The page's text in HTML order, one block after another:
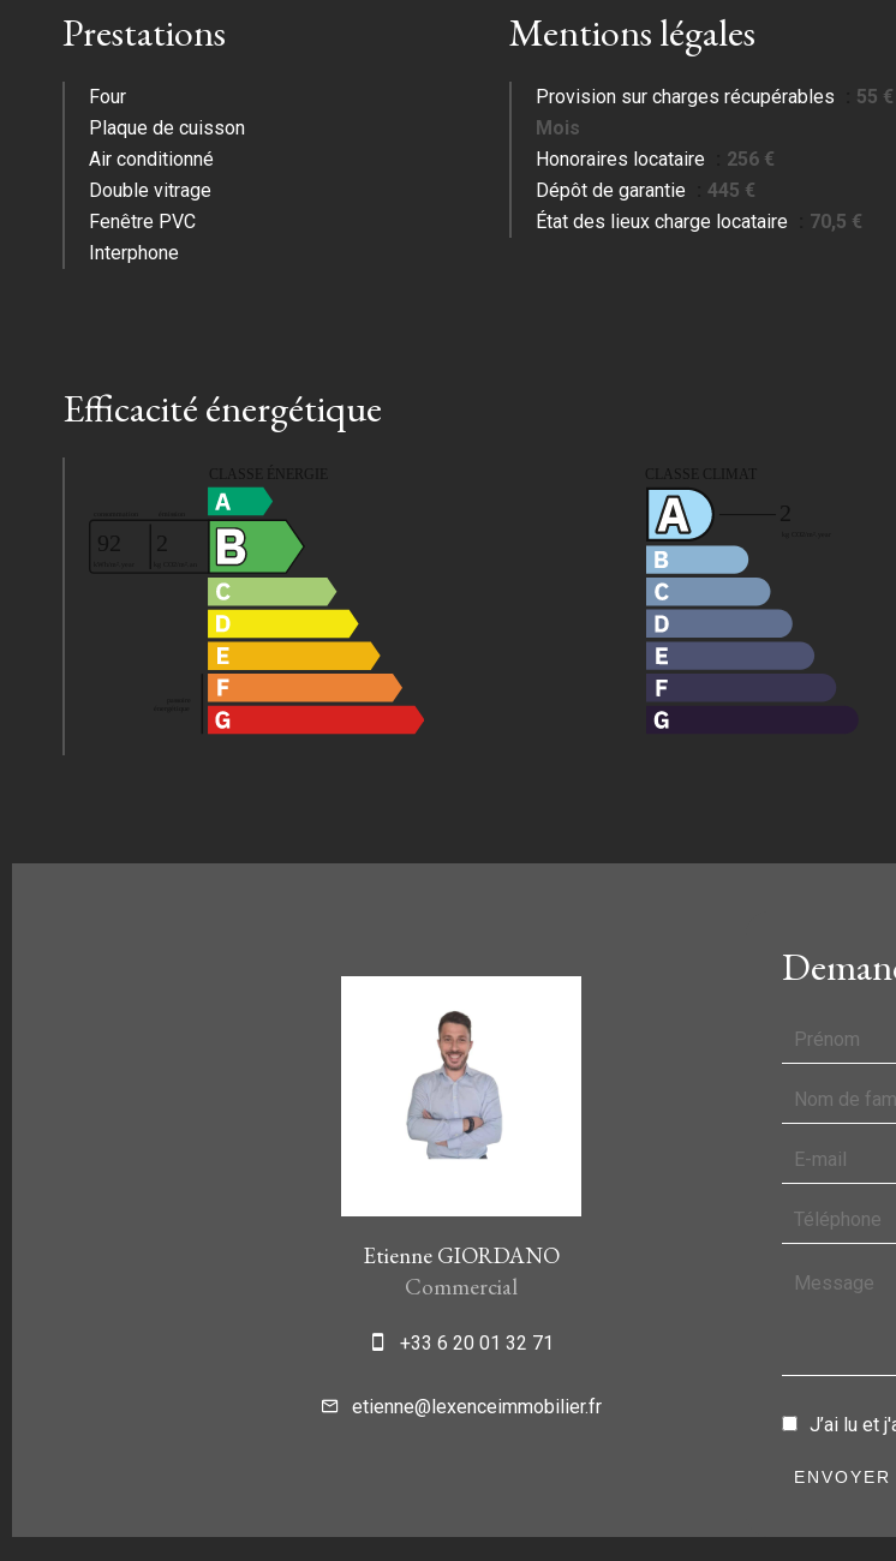
Prestations
Four
Plaque de cuisson
Air conditionné
Double vitrage
Fenêtre PVC
Interphone
Mentions légales
Provision sur charges récupérables
55
Mois
Honoraires locataire
256 €
Dépôt de garantie
445 €
État des lieux charge locataire
70,5 €
Efficacité énergétique
Etienne GIORDANO
Commercial
+33 6 20 01 32 71
etienne@lexenceimmobilier.fr
J’ai lu et
ENVOYER